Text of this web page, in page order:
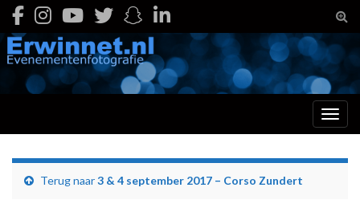
Terug naar3 & 4 september 2017 – Corso Zundert